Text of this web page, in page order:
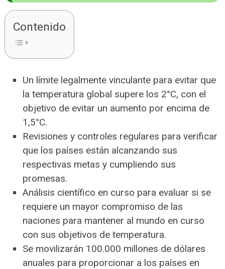
Contenido
Un límite legalmente vinculante para evitar que
la temperatura global supere los 2°C, con el
objetivo de evitar un aumento por encima de
1,5°C.
Revisiones y controles regulares para verificar
que los países están alcanzando sus
respectivas metas y cumpliendo sus
promesas.
Análisis científico en curso para evaluar si se
requiere un mayor compromiso de las
naciones para mantener al mundo en curso
con sus objetivos de temperatura.
Se movilizarán 100.000 millones de dólares
anuales para proporcionar a los países en